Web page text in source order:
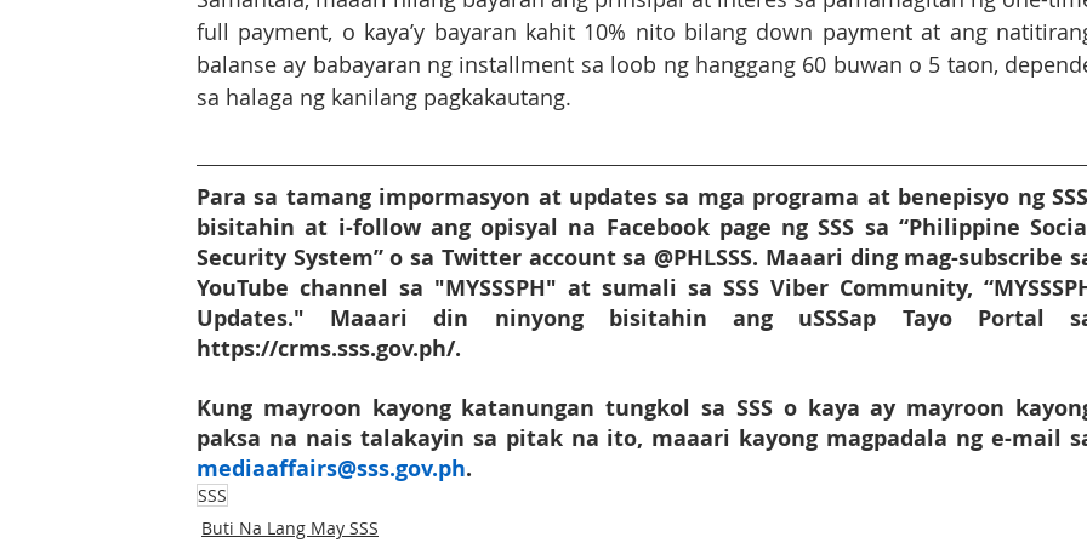
full payment, o kaya’y bayaran kahit 10% nito bilang down payment at ang
balanse ay babayaran ng installment sa loob ng hanggang 60 buwan o 5 taon,
sa halaga ng kanilang pagkakautang.
Para sa tamang impormasyon at updates sa mga programa at benepisyo ng
bisitahin at i-follow ang opisyal na Facebook page ng SSS sa “Philippine
Security System” o sa Twitter account sa @PHLSSS. Maaari ding mag-subscribe
YouTube channel sa "MYSSSPH" at sumali sa SSS Viber Community,
Updates." Maaari din ninyong bisitahin ang uSSSap Tayo Portal
https://crms.sss.gov.ph/.
Kung mayroon kayong katanungan tungkol sa SSS o kaya ay mayroon
mediaaffairs@sss.gov.ph.
SSS
Buti Na Lang May SSS